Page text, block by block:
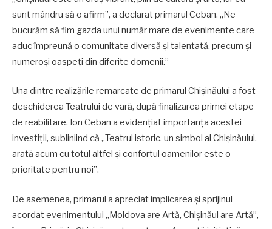
sunt mândru să o afirm”, a declarat primarul Ceban. „Ne
bucurăm să fim gazda unui număr mare de evenimente care
aduc împreună o comunitate diversă și talentată, precum și
numeroși oaspeți din diferite domenii.”
Una dintre realizările remarcate de primarul Chișinăului a fost
deschiderea Teatrului de vară, după finalizarea primei etape
de reabilitare. Ion Ceban a evidențiat importanța acestei
investiții, subliniind că „Teatrul istoric, un simbol al Chișinăului,
arată acum cu totul altfel și confortul oamenilor este o
prioritate pentru noi”.
De asemenea, primarul a apreciat implicarea și sprijinul
acordat evenimentului „Moldova are Artă, Chișinăul are Artă”,